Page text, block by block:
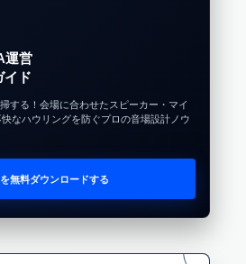
運営
イド
する！会場に合わせたスピーカー・マイ
なハウリングを防ぐプロの音場設計ノウ
無料ダウンロードする